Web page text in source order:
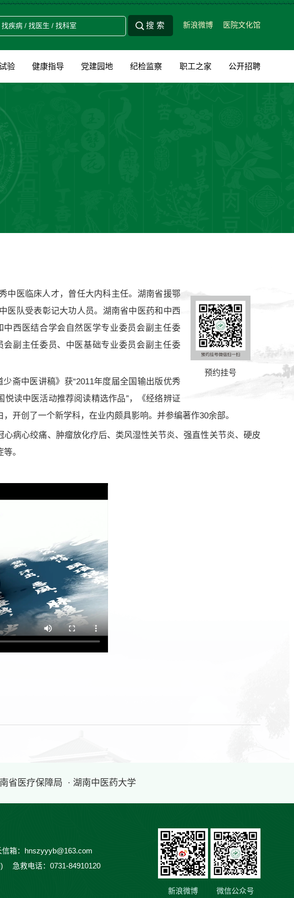
新浪微博 医院文化馆
验 健康指导 党建园地 纪检监察 职工之家 公开招聘
预约挂号
中医临床人才，曾任大内科主任。湖南省援鄂
医队受表彰记大功人员。湖南省中医药和中西
西医结合学会自然医学专业委员会副主任委
副主任委员、中医基础专业委员会副主任委
斋中医讲稿》获“2011年度届全国输出版优秀
悦读中医活动推荐阅读精选作品”，《经络辨证
开创了一个新学科，在业内颇具影响。并参编著作30余部。
病心绞痛、肿瘤放化疗后、类风湿性关节炎、强直性关节炎、硬皮
。
省医疗保障局 · 湖南中医药大学
箱：hnszyyyb@163.com
) 急救电话：0731-84910120
新浪微博
微信公众号